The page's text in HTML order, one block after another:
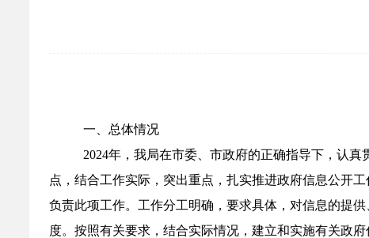
一、总体情况
2024年，我局在市委、市政府的正确指导下，认
点，结合工作实际，突出重点，扎实推进政府信息公开
负责此项工作。工作分工明确，要求具体，对信息的提
度。按照有关要求，结合实际情况，建立和实施有关政